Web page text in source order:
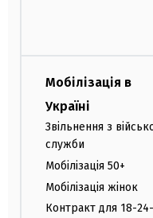
Мобілізація в
Україні
Звільнення з
служби
Мобілізація 50+
Мобілізація жінок
Контракт для 18-24-